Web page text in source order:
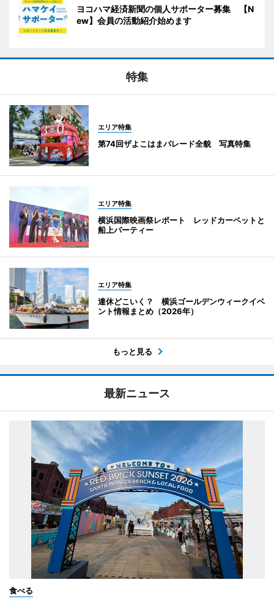
ヨコハマ経済新聞の個人サポーター募集 【N
ew】会員の活動紹介始めます
特集
エリア特集
第74回ザよこはまパレード全貌 写真特集
エリア特集
横浜国際映画祭レポート レッドカーペットと
船上パーティー
エリア特集
連休どこいく？ 横浜ゴールデンウィークイベ
ント情報まとめ（2026年）
もっと見る
最新ニュース
食べる